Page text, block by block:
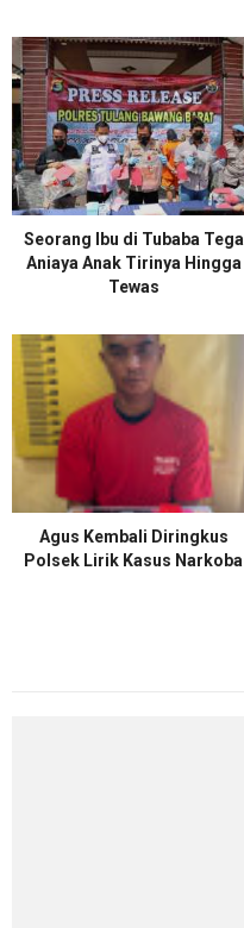
Seorang Ibu di Tubaba Tega
Aniaya Anak Tirinya Hingga
Tewas
Agus Kembali Diringkus
Polsek Lirik Kasus Narkoba